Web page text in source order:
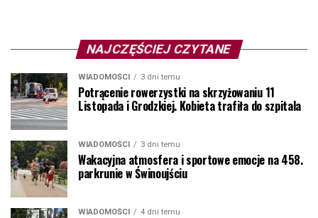
NAJCZĘŚCIEJ CZYTANE
WIADOMOŚCI 3 dni temu
Potrącenie rowerzystki na skrzyżowaniu 11
Listopada i Grodzkiej. Kobieta trafiła do szpitala
WIADOMOŚCI 3 dni temu
Wakacyjna atmosfera i sportowe emocje na 458.
parkrunie w Świnoujściu
WIADOMOŚCI 4 dni temu